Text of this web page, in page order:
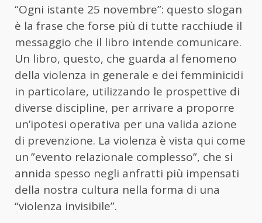
“Ogni istante 25 novembre”: questo slogan
è la frase che forse più di tutte racchiude il
messaggio che il libro intende comunicare.
Un libro, questo, che guarda al fenomeno
della violenza in generale e dei femminicidi
in particolare, utilizzando le prospettive di
diverse discipline, per arrivare a proporre
un’ipotesi operativa per una valida azione
di prevenzione. La violenza è vista qui come
un ”evento relazionale complesso”, che si
annida spesso negli anfratti più impensati
della nostra cultura nella forma di una
“violenza invisibile”.